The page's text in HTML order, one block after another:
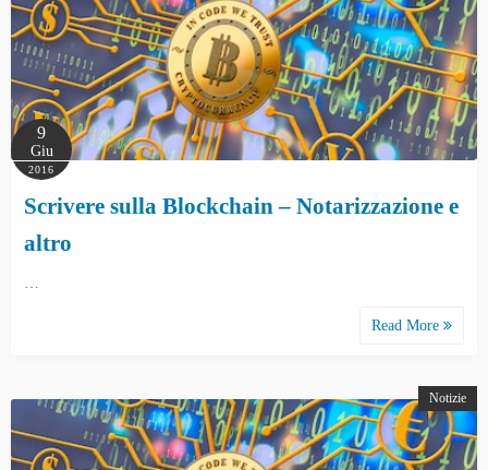
9
Giu
2016
Scrivere sulla Blockchain – Notarizzazione e
altro
…
Read More
Notizie